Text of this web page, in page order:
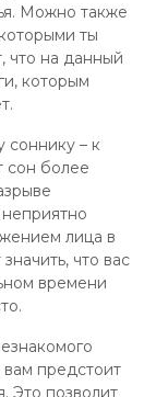
Можно также
ты
что на данный
которым
соннику – к
сон более
лица в
что вас
времени
предстоит
Это позволит